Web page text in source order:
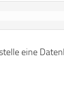
eine